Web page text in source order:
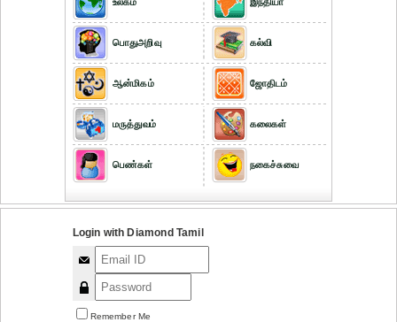
பொதுஅறிவு
ஆன்மிகம்
மருத்துவம்
பெண்கள்
கல்வி
ஜோதிடம்
கலைகள்
நகைச்சுவை
Login with Diamond Tamil
Remember Me